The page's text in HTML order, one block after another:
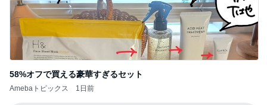
58%オフで買える豪華すぎるセット
Amebaトピックス 1日前